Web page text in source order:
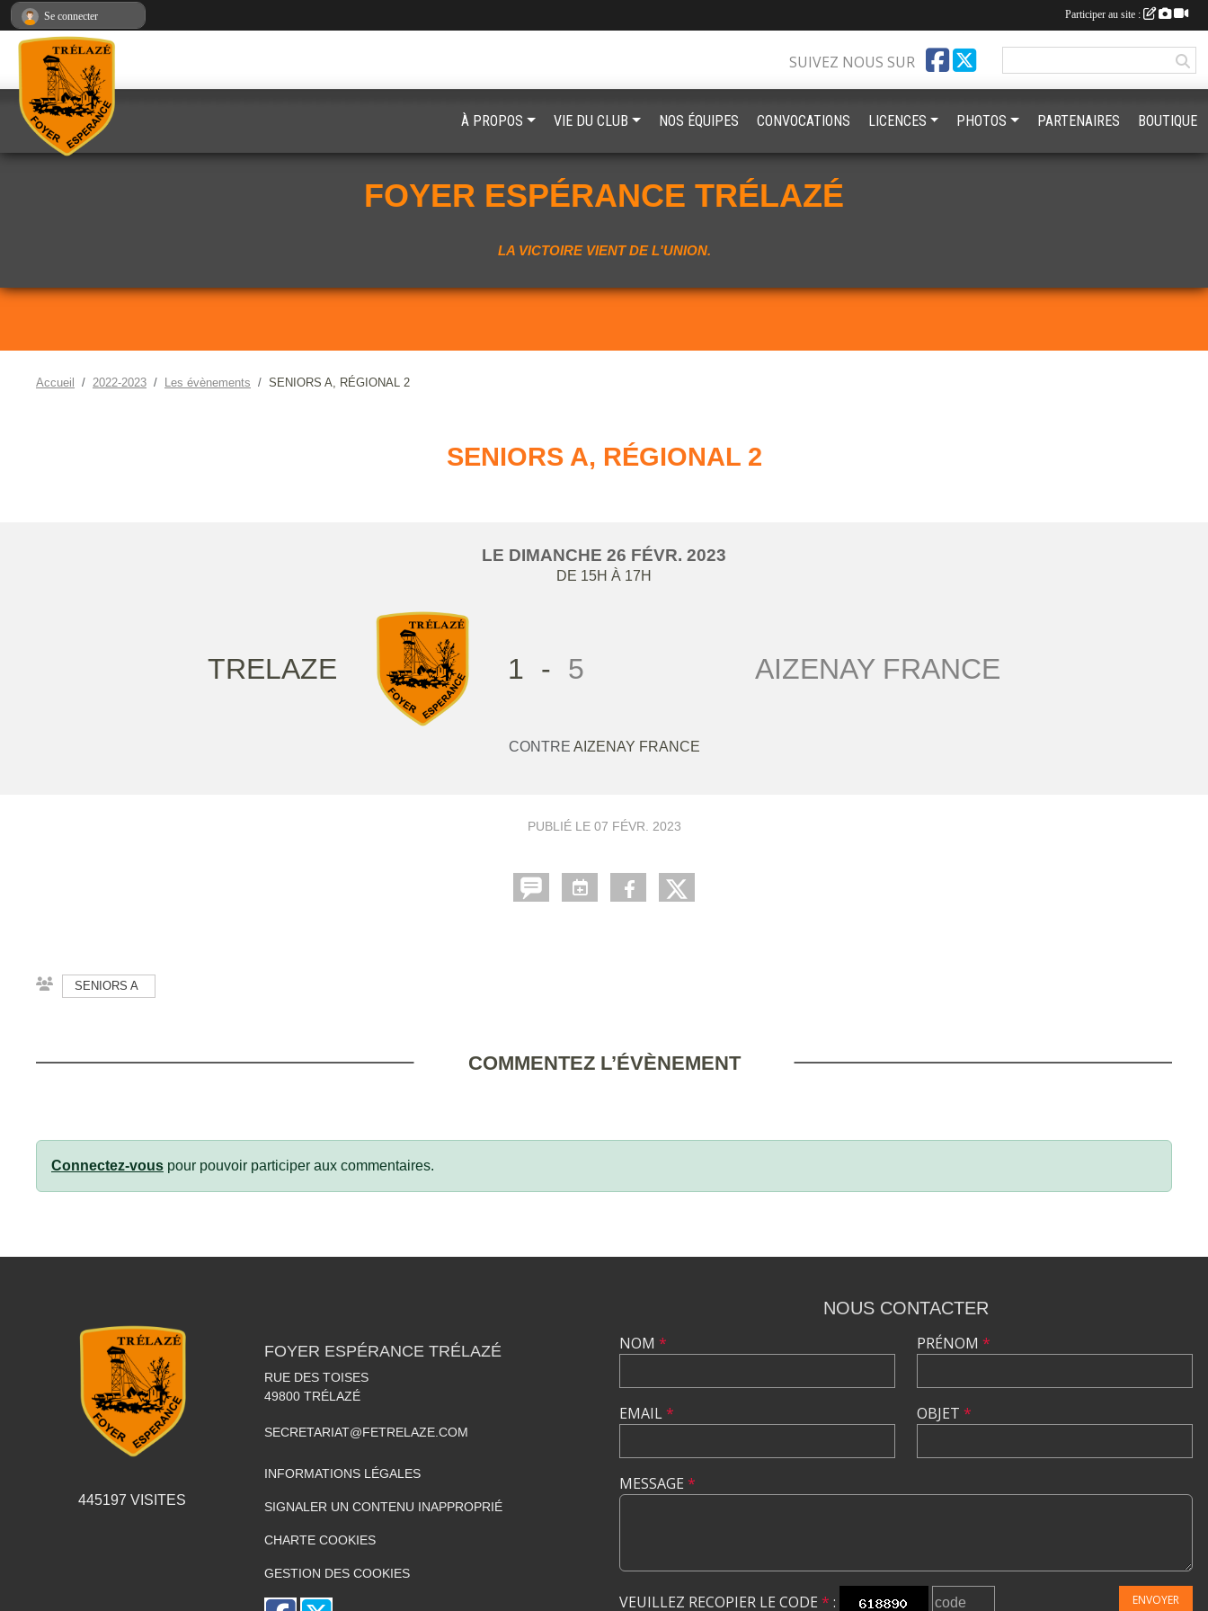
FOYER ESPÉRANCE TRÉLAZÉ
LA VICTOIRE VIENT DE L'UNION.
Accueil 2022-2023 Les évènements SENIORS A, RÉGIONAL 2
SENIORS A, RÉGIONAL 2
LE DIMANCHE 26 FÉVR. 2023
DE 15H À 17H
TRELAZE 1 - 5 AIZENAY FRANCE
CONTRE AIZENAY FRANCE
PUBLIÉ LE 07 FÉVR. 2023
SENIORS A
COMMENTEZ L’ÉVÈNEMENT
Connectez-vous pour pouvoir participer aux commentaires.
SUIVEZ NOUS SUR
À PROPOS VIE DU CLUB NOS ÉQUIPES CONVOCATIONS LICENCES PHOTOS PARTENAIRES BOUTIQUE
445197 VISITES
FOYER ESPÉRANCE TRÉLAZÉ
RUE DES TOISES
49800 TRÉLAZÉ
SECRETARIAT@FETRELAZE.COM
INFORMATIONS LÉGALES
SIGNALER UN CONTENU INAPPROPRIÉ
CHARTE COOKIES
GESTION DES COOKIES
NOUS CONTACTER
NOM *
EMAIL*
PRÉNOM *
OBJET *
MESSAGE *
VEUILLEZ RECOPIER LE CODE * : ENVOYER
Se connecter Participer au site :
Panneau de gestion des cookies